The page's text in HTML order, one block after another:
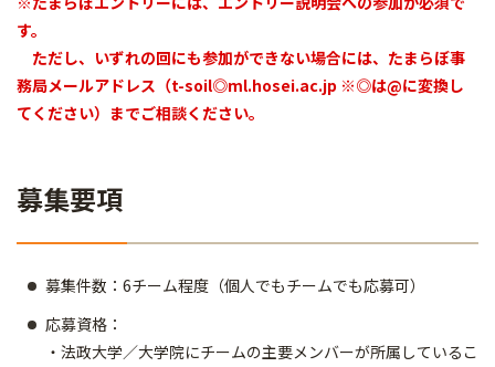
す。
ただし、いずれの回にも参加ができない場合には、たまらぼ事
務局メールアドレス（t-soil◎ml.hosei.ac.jp ※◎は@に変換し
てください）までご相談ください。
募集要項
募集件数：6チーム程度（個人でもチームでも応募可）
応募資格：
・法政大学／大学院にチームの主要メンバーが所属しているこ